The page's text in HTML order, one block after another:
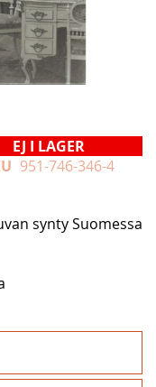
EJ I LAGER
951-746-346-4
synty Suomessa